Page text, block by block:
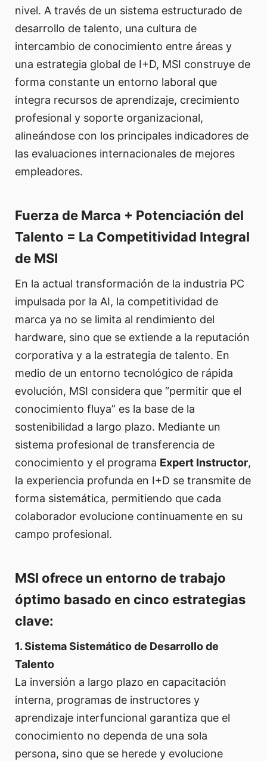
nivel. A través de un sistema estructurado de
desarrollo de talento, una cultura de
intercambio de conocimiento entre áreas y
una estrategia global de I+D, MSI construye de
forma constante un entorno laboral que
integra recursos de aprendizaje, crecimiento
profesional y soporte organizacional,
alineándose con los principales indicadores de
las evaluaciones internacionales de mejores
empleadores.
Fuerza de Marca + Potenciación del
Talento = La Competitividad Integral
de MSI
En la actual transformación de la industria PC
impulsada por la AI, la competitividad de
marca ya no se limita al rendimiento del
hardware, sino que se extiende a la reputación
corporativa y a la estrategia de talento. En
medio de un entorno tecnológico de rápida
evolución, MSI considera que “permitir que el
conocimiento fluya” es la base de la
sostenibilidad a largo plazo. Mediante un
sistema profesional de transferencia de
conocimiento y el programa Expert Instructor,
la experiencia profunda en I+D se transmite de
forma sistemática, permitiendo que cada
colaborador evolucione continuamente en su
campo profesional.
MSI ofrece un entorno de trabajo
óptimo basado en cinco estrategias
clave:
1. Sistema Sistemático de Desarrollo de
Talento
La inversión a largo plazo en capacitación
interna, programas de instructores y
aprendizaje interfuncional garantiza que el
conocimiento no dependa de una sola
persona, sino que se herede y evolucione